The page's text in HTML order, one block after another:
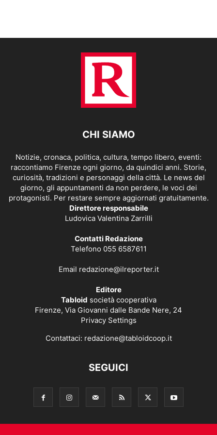
CHI SIAMO
Notizie, cronaca, politica, cultura, tempo libero, eventi:
raccontiamo Firenze ogni giorno, da quindici anni. Storie,
curiosità, tradizioni e personaggi della città. Le news del
giorno, gli appuntamenti da non perdere, le voci dei
protagonisti. Per restare sempre aggiornati gratuitamente.
Direttore responsabile
Ludovica Valentina Zarrilli
Contatti Redazione
Telefono 055 6587611
Email redazione@ilreporter.it
Editore
Tabloid società cooperativa
Firenze, Via Giovanni dalle Bande Nere, 24
Privacy Settings
Contattaci: redazione@tabloidcoop.it
SEGUICI